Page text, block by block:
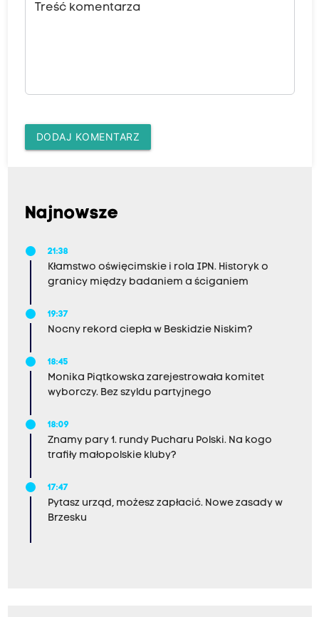
Treść komentarza
DODAJ KOMENTARZ
Najnowsze
21:38
Kłamstwo oświęcimskie i rola IPN. Historyk o
granicy między badaniem a ściganiem
19:37
Nocny rekord ciepła w Beskidzie Niskim?
18:45
Monika Piątkowska zarejestrowała komitet
wyborczy. Bez szyldu partyjnego
18:09
Znamy pary 1. rundy Pucharu Polski. Na kogo
trafiły małopolskie kluby?
17:47
Pytasz urząd, możesz zapłacić. Nowe zasady w
Brzesku